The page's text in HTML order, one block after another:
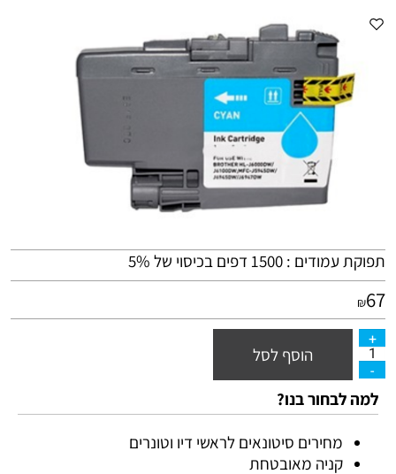
תפוקת עמודים : 1500 דפים בכיסוי של 5%
₪67
הוסף לסל
למה לבחור בנו?
מחירים סיטונאים לראשי דיו וטונרים
קניה מאובטחת